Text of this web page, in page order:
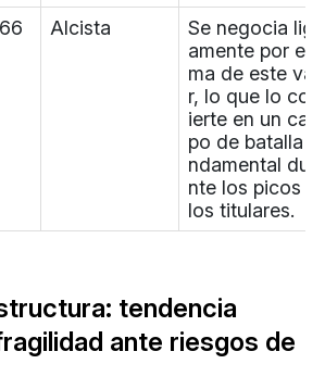
Alcista
Se negocia
amente por
ma de este
r, lo que lo
ierte en un cam
po de batalla fu
ndamental
nte los picos
los titulares.
tendencia
ante riesgos de